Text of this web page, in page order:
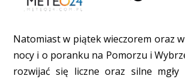
Natomiast w piątek wieczorem oraz
nocy i o poranku na Pomorzu i
rozwijać się liczne oraz silne mgły